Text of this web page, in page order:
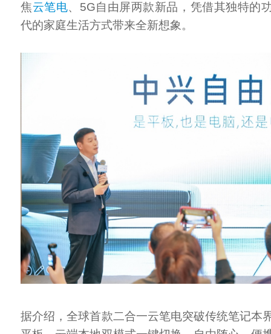
焦云笔电、5G自由屏两款新品，凭借其独特的
代的家庭生活方式带来全新想象。
据介绍，全球首款二合一云笔电突破传统笔记本